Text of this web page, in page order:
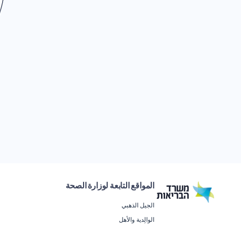
المواقع التابعة لوزارة الصحة
الجيل الذهبي
الوالِدية والأهل